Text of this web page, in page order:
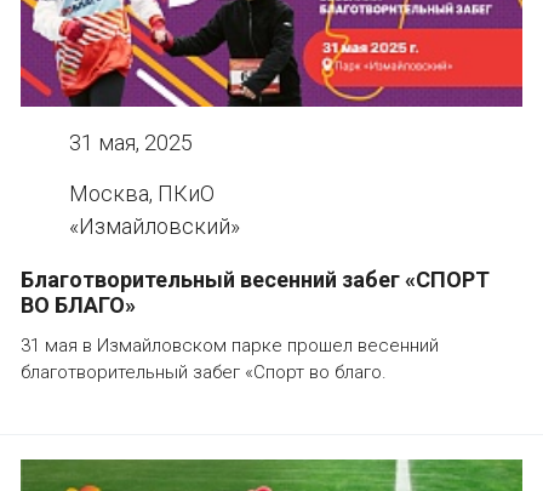
31 мая, 2025
Москва, ПКиО
«Измайловский»
Благотворительный весенний забег «СПОРТ
ВО БЛАГО»
31 мая в Измайловском парке прошел весенний
благотворительный забег «Спорт во благо.